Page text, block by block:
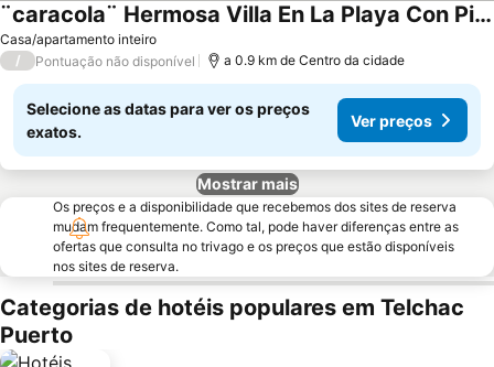
Casa/apartamento inteiro
¨caracola¨ Hermosa Villa En La Playa Con Piscina Ideal Para Familias
/ Pontuação não disponível a 0.9 km de Centro da cidade
Selecione as datas para ver os preços
exatos.
Ver preços
Mostrar mais
Os preços e a disponibilidade que recebemos dos sites de reserva
mudam frequentemente. Como tal, pode haver diferenças entre as
ofertas que consulta no trivago e os preços que estão disponíveis
nos sites de reserva.
Categorias de hotéis populares em Telchac
Puerto